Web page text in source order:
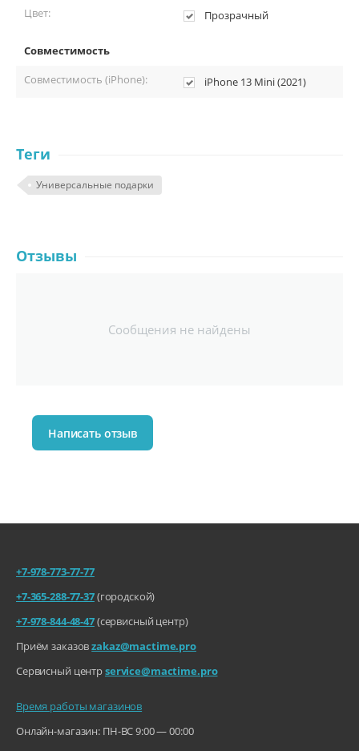
Цвет: Прозрачный
Совместимость
Совместимость (iPhone):
iPhone 13 Mini (2021)
Теги
Универсальные подарки
Отзывы
Сообщения не найдены
Написать отзыв
+7-978-773-77-77
+7-365-288-77-37(городской)
+7-978-844-48-47(сервисный центр)
Приём заказовzakaz@mactime.pro
Сервисный центрservice@mactime.pro
Время работы магазинов
Онлайн-магазин: ПН-ВС 9:00 — 00:00